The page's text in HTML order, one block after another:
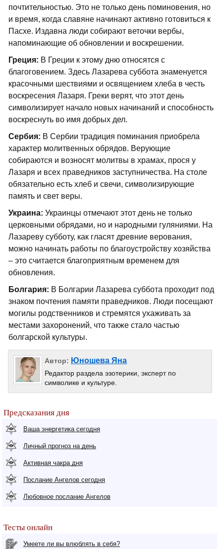
почтительностью. Это не только день поминовения, но
и время, когда славяне начинают активно готовиться к
Пасхе. Издавна люди собирают веточки вербы,
напоминающие об обновлении и воскрешении.
Греция: В Греции к этому дню относятся с
благоговением. Здесь Лазарева суббота знаменуется
красочными шествиями и освящением хлеба в честь
воскресения Лазаря. Греки верят, что этот день
символизирует начало новых начинаний и способность
воскреснуть во имя добрых дел.
Сербия: В Сербии традиция поминания приобрела
характер молитвенных обрядов. Верующие
собираются и возносят молитвы в храмах, прося у
Лазаря и всех праведников заступничества. На столе
обязательно есть хлеб и свечи, символизирующие
память и свет веры.
Украина: Украинцы отмечают этот день не только
церковными обрядами, но и народными гуляниями. На
Лазареву субботу, как гласят древние верования,
можно начинать работы по благоустройству хозяйства
– это считается благоприятным временем для
обновления.
Болгария: В Болгарии Лазарева суббота проходит под
знаком почтения памяти праведников. Люди посещают
могилы родственников и стремятся ухаживать за
местами захоронений, что также стало частью
болгарской культуры.
Автор: Юношева Яна
Редактор раздела эзотерики, эксперт по
символике и культуре.
Предсказания дня
Ваша энергетика сегодня
Личный прогноз на день
Активная чакра дня
Послание Ангелов сегодня
Любовное послание Ангелов
Тесты онлайн
Умеете ли вы влюблять в себя?